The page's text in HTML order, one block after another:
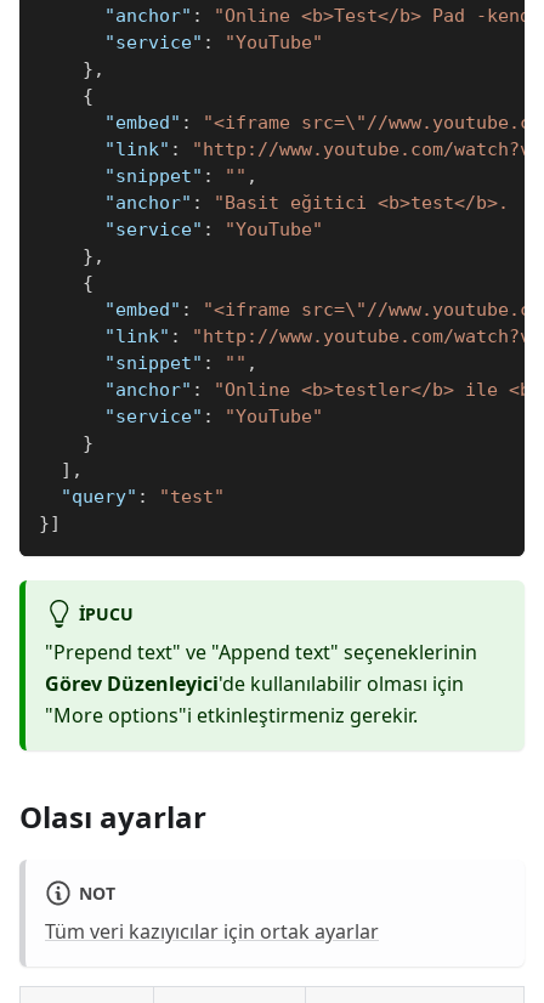
"anchor" :
"Online <b>Test</b> Pad -
"service" :
"YouTube"
} ,
{
"embed" :
"<iframe src=\"//
"link" :
"http://www.youtube.com/
"snippet" : "" ,
"anchor" :
"Basit eğitici <b>test</b>.
"service" :
"YouTube"
} ,
{
"embed" :
"<iframe src=\"//
"link" :
"http://www.youtube.com/
"snippet" : "" ,
"anchor" :
"Online <b>testler</b> ile
"service" :
"YouTube"
}
] ,
"query" :
"test"
}]
IPUCU
"Prepend text" ve "Append text" seçeneklerinin
Görev Düzenleyici'de kullanılabilir olması için
"More options"i etkinleştirmeniz gerekir.
Olası ayarlar
NOT
Tüm veri kazıyıcılar için ortak ayarlar